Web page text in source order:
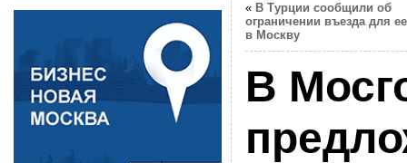
« В Турции сообщили об
ограничении въезда для
в Москву
В